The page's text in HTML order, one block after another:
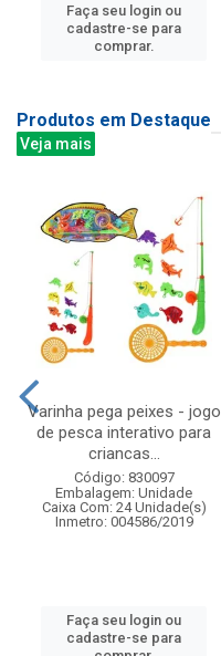
Faça seu login ou
cadastre-se para
comprar.
Produtos em Destaque
Veja mais
Varinha pega peixes - jogo
de pesca interativo para
criancas...
Código: 830097
Embalagem: Unidade
Caixa Com: 24 Unidade(s)
Inmetro: 004586/2019
Faça seu login ou
cadastre-se para